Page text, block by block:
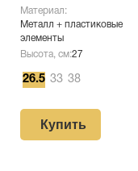
Материал:
Металл + пластиковые
элементы
Высота, см:27
26.5 33 38
Купить